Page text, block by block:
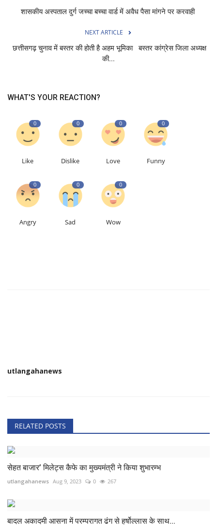
शासकीय अस्पताल दुर्ग जच्चा बच्चा वार्ड में अवैध पैसा मांगने पर करवाही
NEXT ARTICLE
छत्तीसगढ़ चुनाव में बस्तर की होती है अहम भूमिका बस्तर कांग्रेस जिला अध्यक्ष
की...
WHAT'S YOUR REACTION?
0
Like
0
Dislike
0
Love
0
Funny
0
Angry
0
Sad
0
Wow
utlangahanews
RELATED POSTS
सेहत बाजार’ मिलेट्स कैफे का मुख्यमंत्री ने किया शुभारम्भ
utlangahanews Aug 9, 2023 0 267
बादल अकादमी आसना में परम्परागत ढंग से हर्षोल्लास के साथ...